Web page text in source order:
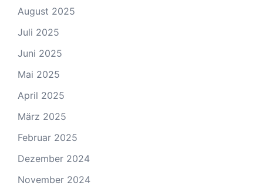
August 2025
Juli 2025
Juni 2025
Mai 2025
April 2025
März 2025
Februar 2025
Dezember 2024
November 2024